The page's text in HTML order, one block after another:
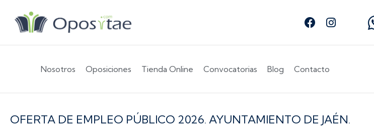
Facebook
Síguenos
Nosotros Oposiciones Tienda Online Convocatorias Blog Contacto
OFERTA DE EMPLEO PÚBLICO 2026. AYUNTAMIENTO DE JAÉN.